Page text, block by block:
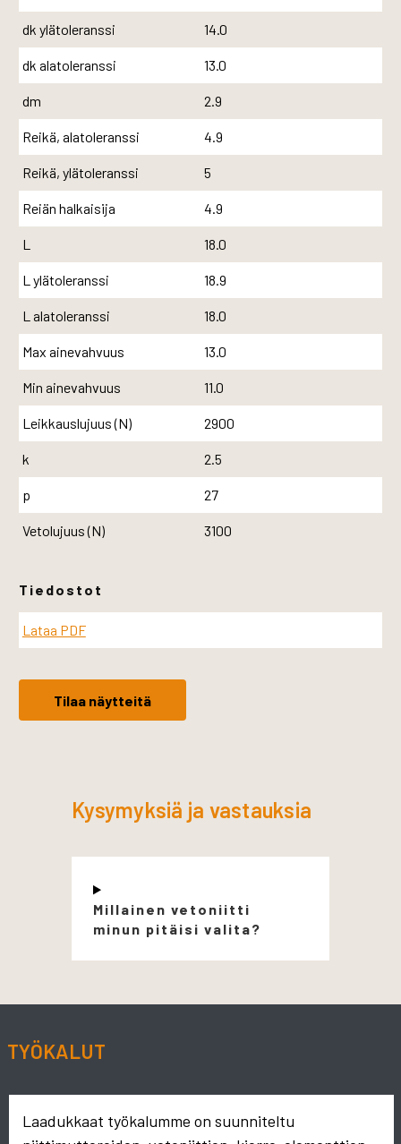
dk ylätoleranssi 14.0
dk alatoleranssi 13.0
dm 2.9
Reikä, alatoleranssi 4.9
Reikä, ylätoleranssi 5
Reiän halkaisija 4.9
L 18.0
L ylätoleranssi 18.9
L alatoleranssi 18.0
Max ainevahvuus 13.0
Min ainevahvuus 11.0
Leikkauslujuus (N) 2900
k 2.5
p 27
Vetolujuus (N) 3100
Tiedostot
Lataa PDF
Tilaa näytteitä
Kysymyksiä ja vastauksia
Millainen vetoniitti
minun pitäisi valita?
TYÖKALUT
Laadukkaat työkalumme on suunniteltu